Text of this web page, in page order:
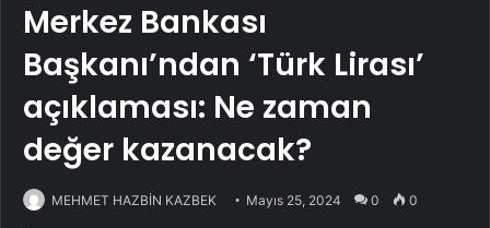
Merkez Bankası
Başkanı’ndan ‘Türk Lirası’
açıklaması: Ne zaman
değer kazanacak?
MEHMET HAZBİN KAZBEK Mayıs 25, 2024 0 0